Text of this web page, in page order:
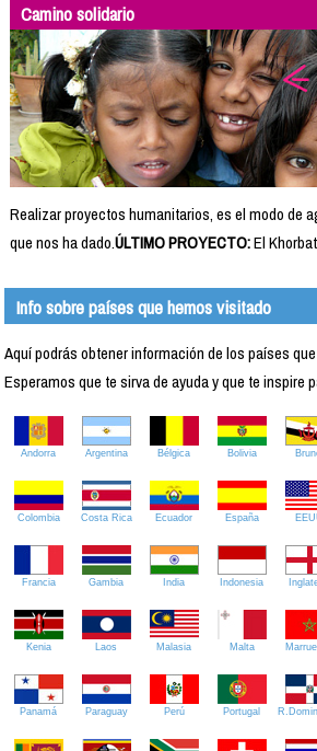
Camino solidario
Realizar proyectos humanitarios, es el modo de
que nos ha dado.ÚLTIMO PROYECTO:El
Info sobre países que hemos visitado
Aquí podrás obtener información de los países
Esperamos que te sirva de ayuda y que te inspire
Andorra Argentina Bélgica Bolivia
Colombia Costa Rica Ecuador España
Francia Gambia India Indonesia
Kenia Laos Malasia Malta
Panamá Paraguay Perú Portugal